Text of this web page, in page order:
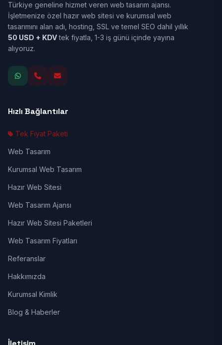
Türkiye geneline hizmet veren web tasarım ajansı.
İşletmenize özel hazır web sitesi ve kurumsal web
tasarımını alan adı, hosting, SSL ve temel SEO dahil yıllık
50 USD + KDVtek fiyatla, 1-3 iş günü içinde yayına
alıyoruz.
Hızlı Bağlantılar
Tek Fiyat Paketi
Web Tasarım
Kurumsal Web Tasarım
Hazır Web Sitesi
Web Tasarım Ajansı
Hazır Web Sitesi Paketleri
Web Tasarım Fiyatları
Referanslar
Hakkımızda
Kurumsal Kimlik
Blog & Haberler